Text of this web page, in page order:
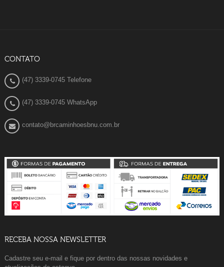
CONTATO
(47) 3339-0745 Telefone
(47) 3339-0745 WhatsApp
contato@brcaminhoesbnu.com.br
RECEBA NOSSA NEWSLETTER
Cadastre seu e-mail e fique por dentro das nossas novidades e